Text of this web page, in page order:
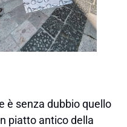
è senza dubbio quello
piatto antico della